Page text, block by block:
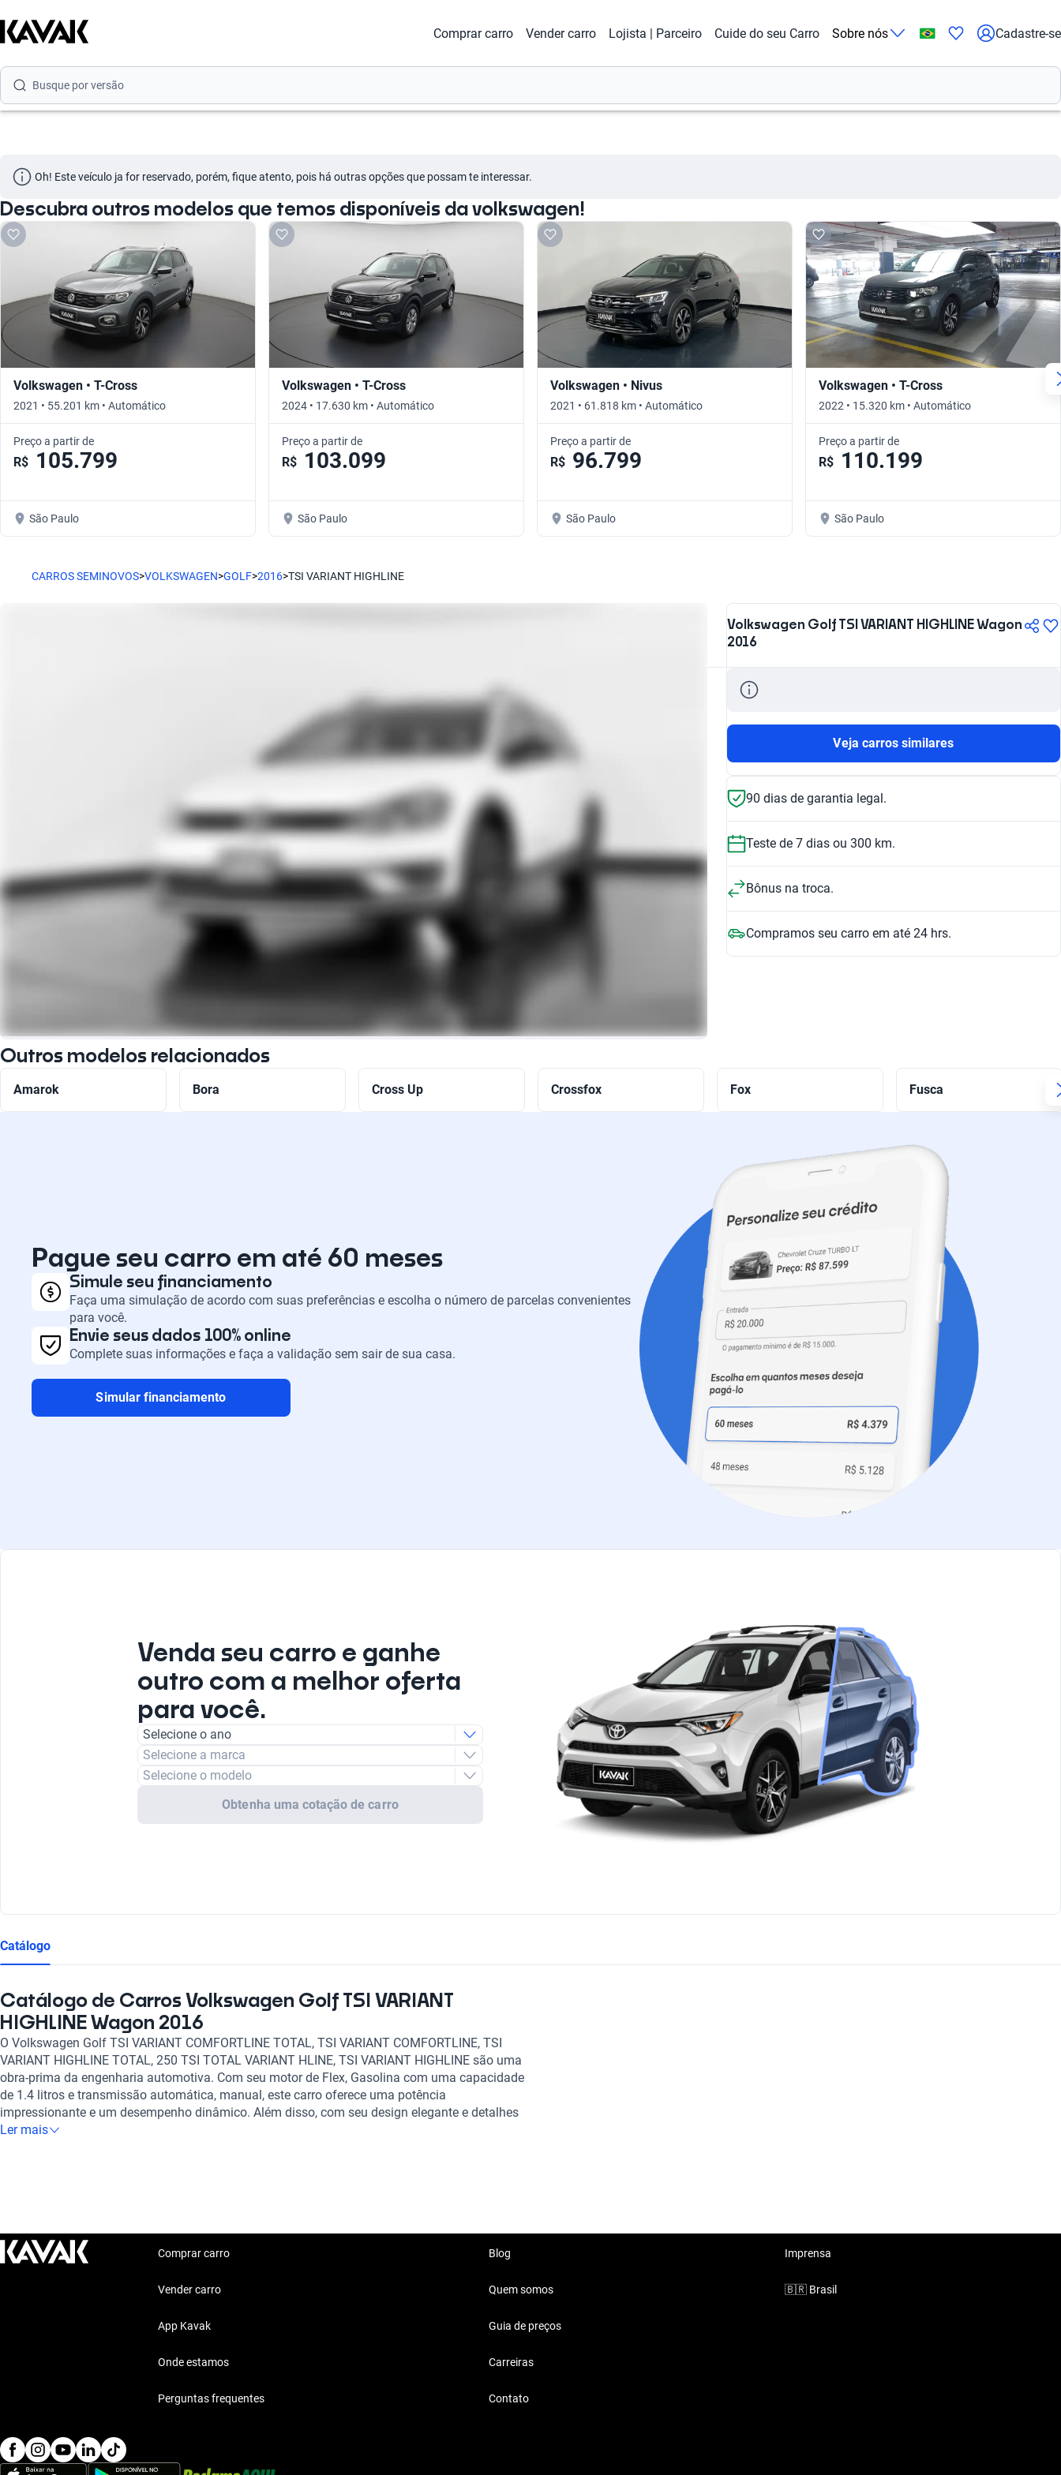
Comprar carro Vender carro Lojista | Parceiro Cuide do seu Carro Sobre nós Cadastre-se
Busque por versão
Busque por versão
Busque por ano
Oh! Este veículo ja for reservado, porém, fique atento, pois há outras opções que possam te interessar.
Descubra outros modelos que temos disponíveis da volkswagen!
Volkswagen • T-Cross
2021 • 55.201 km • Automático
Preço a partir de
R$ 105.799
São Paulo
Volkswagen • T-Cross
2024 • 17.630 km • Automático
Preço a partir de
R$ 103.099
São Paulo
Volkswagen • Nivus
2021 • 61.818 km • Automático
Preço a partir de
R$ 96.799
São Paulo
Volkswagen • T-Cross
2022 • 15.320 km • Automático
Preço a partir de
R$ 110.199
São Paulo
CARROS SEMINOVOS>VOLKSWAGEN>GOLF>2016>TSI VARIANT HIGHLINE
Volkswagen Golf TSI VARIANT HIGHLINE Wagon
2016
Veja carros similares
90 dias de garantia legal.
Teste de 7 dias ou 300 km.
Bônus na troca.
Compramos seu carro em até 24 hrs.
Outros modelos relacionados
Amarok Bora Cross Up Crossfox Fox Fusca
Pague seu carro em até 60 meses
Simule seu financiamento
Faça uma simulação de acordo com suas preferências e escolha o número de parcelas convenientes
para você.
Envie seus dados 100% online
Complete suas informações e faça a validação sem sair de sua casa.
Simular financiamento
Venda seu carro e ganhe
outro com a melhor oferta
para você.
Selecione o ano
Selecione a marca
Selecione o modelo
Obtenha uma cotação de carro
Catálogo
Catálogo de Carros Volkswagen Golf TSI VARIANT
HIGHLINE Wagon 2016
O Volkswagen Golf TSI VARIANT COMFORTLINE TOTAL, TSI VARIANT COMFORTLINE, TSI
VARIANT HIGHLINE TOTAL, 250 TSI TOTAL VARIANT HLINE, TSI VARIANT HIGHLINE são uma
obra-prima da engenharia automotiva. Com seu motor de Flex, Gasolina com uma capacidade
de 1.4 litros e transmissão automática, manual, este carro oferece uma potência
impressionante e um desempenho dinâmico. Além disso, com seu design elegante e detalhes
de acabamento de alta qualidade, este carro é a opção perfeita para aqueles que procuram
Ler mais
Comprar carro
Vender carro
App Kavak
Onde estamos
Perguntas frequentes
Blog
Quem somos
Guia de preços
Carreiras
Contato
Imprensa
🇧🇷 Brasil